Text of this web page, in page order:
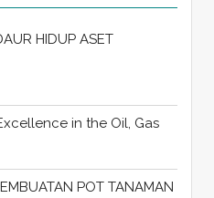
HIDUP ASET
in the Oil, Gas
POT TANAMAN